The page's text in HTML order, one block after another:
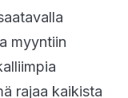
myyntiin
rajaa kaikista